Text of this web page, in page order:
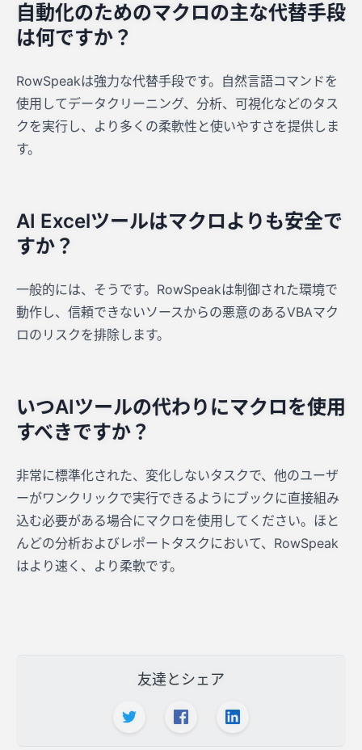
自動化のためのマクロの主な代替手段
は何ですか？
RowSpeakは強力な代替手段です。自然言語コマンドを
使用してデータクリーニング、分析、可視化などのタス
クを実行し、より多くの柔軟性と使いやすさを提供しま
す。
AI Excelツールはマクロよりも安全で
すか？
一般的には、そうです。RowSpeakは制御された環境で
動作し、信頼できないソースからの悪意のあるVBAマク
ロのリスクを排除します。
いつAIツールの代わりにマクロを使用
すべきですか？
非常に標準化された、変化しないタスクで、他のユーザ
ーがワンクリックで実行できるようにブックに直接組み
込む必要がある場合にマクロを使用してください。ほと
んどの分析およびレポートタスクにおいて、RowSpeak
はより速く、より柔軟です。
友達とシェア